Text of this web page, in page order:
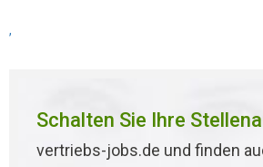
,
Schalten Sie Ihre
vertriebs-jobs.de und finden